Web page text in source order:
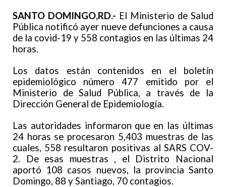
SANTO DOMINGO,RD.- El Ministerio de Salud
Pública notificó ayer nueve defunciones a causa
de la covid-19 y 558 contagios en las últimas 24
horas.
Los datos están contenidos en el boletín
epidemiológico número 477 emitido por el
Ministerio de Salud Pública, a través de la
Dirección General de Epidemiología.
Las autoridades informaron que en las últimas
24 horas se procesaron 5,403 muestras de las
cuales, 558 resultaron positivas al SARS COV-
2. De esas muestras , el Distrito Nacional
aportó 108 casos nuevos, la provincia Santo
Domingo, 88 y Santiago, 70 contagios.